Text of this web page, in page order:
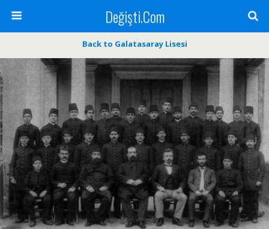
Değişti.Com
Back to Galatasaray Lisesi